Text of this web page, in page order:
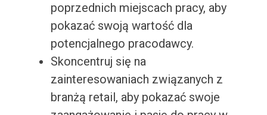
poprzednich miejscach pracy, aby
pokazać swoją wartość dla
potencjalnego pracodawcy.
Skoncentruj się na
zainteresowaniach związanych z
branżą retail, aby pokazać swoje